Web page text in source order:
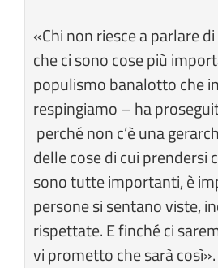
«Chi non riesce a parlare
che ci sono cose più
populismo banalotto che
respingiamo – ha
perché non c’è una
delle cose di cui prendersi
sono tutte importanti, è
persone si sentano viste,
rispettate. E finché ci
vi prometto che sarà così».